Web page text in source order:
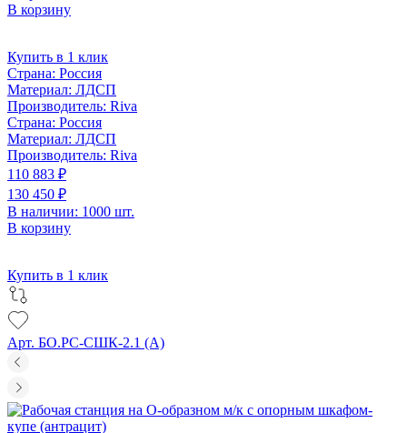
В корзину
Купить в 1 клик
Страна: Россия
Материал: ЛДСП
Производитель: Riva
Страна: Россия
Материал: ЛДСП
Производитель: Riva
110 883 ₽
130 450 ₽
В наличии: 1000 шт.
В корзину
Купить в 1 клик
Арт. БО.РС-СШК-2.1 (A)